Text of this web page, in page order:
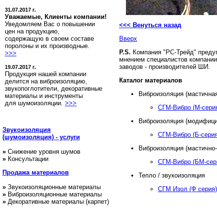
31.07.2017 г.
Уважаемые, Клиенты компании!
Уведомляем Вас о повышении
цен на продукцию,
содержащую в своем составе
поролоны и их производные.
>>>
19.07.2017 г.
Продукция нашей компании
делится на виброизоляцию,
звукопоглотители, декоративные
материалы и инструменты
для шумоизоляции. >>>
Звукоизоляция
(шумоизоляция) - услуги
» Снижение уровня шумов
» Консультации
Продажаматериалов
» Звукоизоляционные материалы
» Виброизоляционные материалы
» Декоративные материалы (карпет)
<<< Венуться назад
Вверх
P.S. Компания "РС-Трейд"
мнением специалистов
заводов - производителей ШИ.
Каталог материалов
Виброизоляция
СГМ-Вибро (М-
Виброизоляция
СГМ-Вибро (Б-
Виброизоляция
СГМ-Вибро (БМ-
Тепло / звукоизоляция
СГМ Изол (Ф серия)